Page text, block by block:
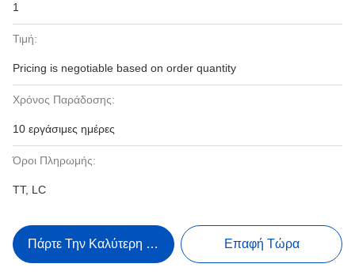
1
Τιμή:
Pricing is negotiable based on order quantity
Χρόνος Παράδοσης:
10 εργάσιμες ημέρες
Όροι Πληρωμής:
TT, LC
Πάρτε Την Καλύτερη Τιμή Επαφή Τώρα